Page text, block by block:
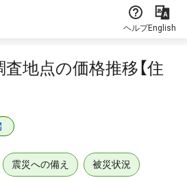
ヘルプEnglish
地点の価格推移【住
震災への備え 被災状況